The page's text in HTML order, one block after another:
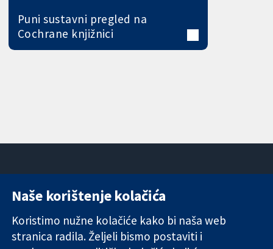
Puni sustavni pregled na
Cochrane knjižnici
Pouzdani dokazi.
Utemeljeni
11-13 Cavendish
London
W1G 0AN
Novosti
Naše korištenje kolačića
Koristimo nužne kolačiće kako bi naša web
stranica radila. Željeli bismo postaviti i